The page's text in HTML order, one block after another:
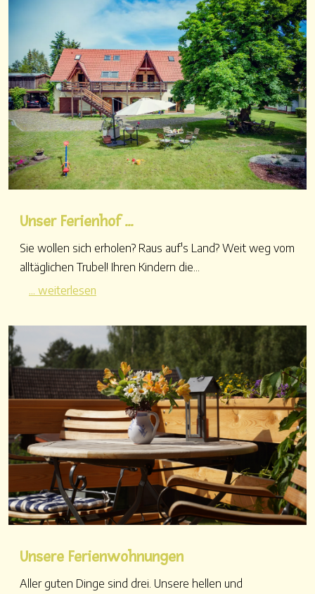
Unser Ferienhof ...
Sie wollen sich erholen? Raus auf's Land? Weit weg vom
alltäglichen Trubel! Ihren Kindern die...
... weiterlesen
Unsere Ferienwohnungen
Aller guten Dinge sind drei. Unsere hellen und